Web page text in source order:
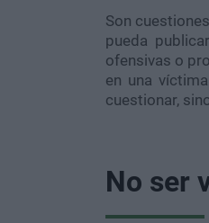
Son
pueda
ofensivas o
en una
cuestionar,
No ser